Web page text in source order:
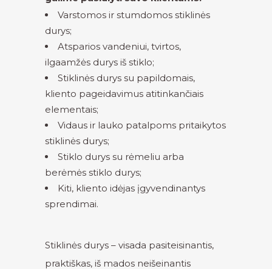
Varstomos ir stumdomos stiklinės
durys;
Atsparios vandeniui, tvirtos,
ilgaamžės durys iš stiklo;
Stiklinės durys su papildomais,
kliento pageidavimus atitinkančiais
elementais;
Vidaus ir lauko patalpoms pritaikytos
stiklinės durys;
Stiklo durys su rėmeliu arba
berėmės stiklo durys;
Kiti, kliento idėjas įgyvendinantys
sprendimai.
Stiklinės durys – visada pasiteisinantis,
praktiškas, iš mados neišeinantis